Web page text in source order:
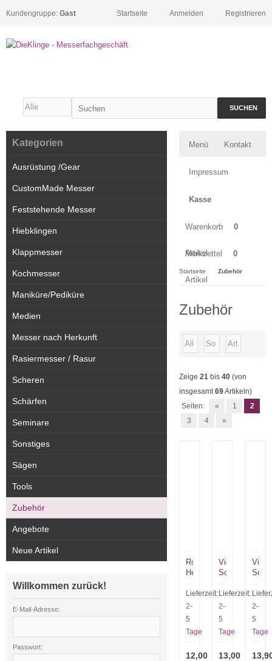
Kundengruppe: Gast Registrieren
Anmelden
Startseite
SUCHEN
Menü Kontakt
Impressum
Kasse
Warenkorb 0
Artikel
Merkzettel 0
Artikel
Startseite Zubehör
Zubehör
Zeige 21 bis 40 (von
insgesamt69Artikeln)
Seiten:
« 1
2
3
4 »
Robert
Herder
Segeltuchhülle
9668,5
lang
breit
Größe
Lieferzeit:
2-
5
Tage
12,00
Victorinox
mit
Karabiner
Lieferzeit:
2-
5
Tage
13,00
mit
Kette
2-
5
Tage
Kategorien
Ausrüstung /Gear
CustomMade Messer
Feststehende Messer
Hiebklingen
Klappmesser
Kochmesser
Maniküre/Pediküre
Medien
Messer nach Herkunft
Rasiermesser / Rasur
Scheren
Schärfen
Seminare
Sonstiges
Sägen
Tools
Zubehör
Angebote
Neue Artikel
Willkommen zurück!
E-Mail-Adresse:
Passwort: